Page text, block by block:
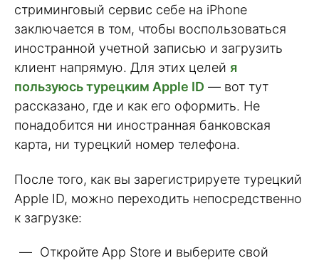
стриминговый сервис себе на iPhone
заключается в том, чтобы воспользоваться
иностранной учетной записью и загрузить
клиент напрямую. Для этих целей я
пользуюсь турецким Apple ID — вот тут
рассказано, где и как его оформить. Не
понадобится ни иностранная банковская
карта, ни турецкий номер телефона.
После того, как вы зарегистрируете турецкий
Apple ID, можно переходить непосредственно
к загрузке:
Откройте App Store и выберите свой